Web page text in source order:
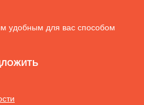
удобным для вас способом